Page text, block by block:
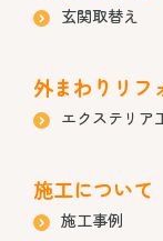
玄関取替え
外まわりリフ
エクステリア
施工について
施工事例